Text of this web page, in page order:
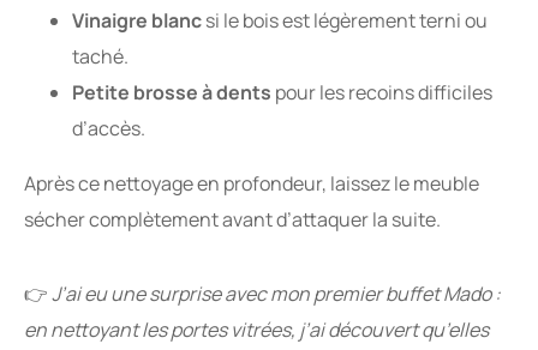
Vinaigre blancsi le bois est légèrement terni ou
taché.
Petite brosse à dents pour les recoins difficiles
d’accès.
Après ce nettoyage en profondeur, laissez le meuble
sécher complètement avant d’attaquer la suite.
👉J’ai eu une surprise avec mon premier buffet Mado :
en nettoyant les portes vitrées, j’ai découvert qu’elles